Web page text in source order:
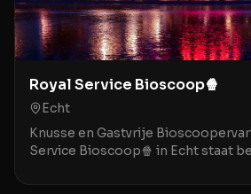
Royal Service Bioscoop🍿
Echt
Knusse en Gastvrije
Service Bioscoop🍿 in Echt staat